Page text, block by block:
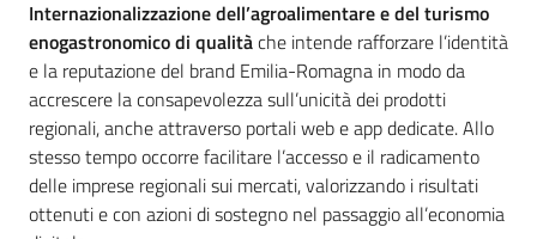
Internazionalizzazione dell’agroalimentare e del turismo
enogastronomico di qualitàche intende rafforzare l’identità
e la reputazione del brand Emilia-Romagna in modo da
accrescere la consapevolezza sull’unicità dei prodotti
regionali, anche attraverso portali web e app dedicate. Allo
stesso tempo occorre facilitare l’accesso e il radicamento
delle imprese regionali sui mercati, valorizzando i risultati
ottenuti e con azioni di sostegno nel passaggio all’economia